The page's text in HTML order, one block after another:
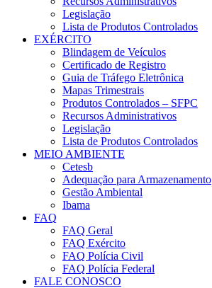
Legislação
Lista de Produtos Controlados
EXÉRCITO
Blindagem de Veículos
Certificado de Registro
Guia de Tráfego Eletrônica
Mapas Trimestrais
Produtos Controlados – SFPC
Recursos Administrativos
Legislação
Lista de Produtos Controlados
MEIO AMBIENTE
Cetesb
Adequação para Armazenamento
Gestão Ambiental
Ibama
FAQ
FAQ Geral
FAQ Exército
FAQ Polícia Civil
FAQ Polícia Federal
FALE CONOSCO